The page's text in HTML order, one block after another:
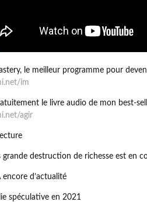
le meilleur programme pour
im
le livre audio de mon best-
agir
grande destruction de richesse est en
encore d’actualité
spéculative en 2021